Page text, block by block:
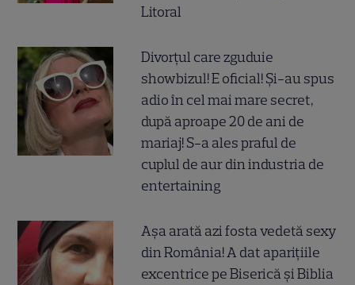
Litoral
Divorțul care zguduie
showbizul! E oficial! Și-au spus
adio în cel mai mare secret,
după aproape 20 de ani de
mariaj! S-a ales praful de
cuplul de aur din industria de
entertaining
Așa arată azi fosta vedetă sexy
din România! A dat aparițiile
excentrice pe Biserică și Biblia